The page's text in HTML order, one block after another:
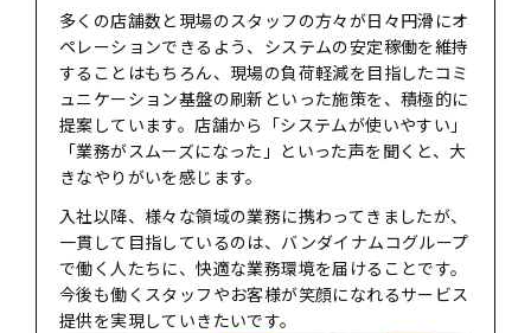
多くの店舗数と現場のスタッフの方々が日々円滑にオ
ペレーションできるよう、システムの安定稼働を維持
することはもちろん、現場の負荷軽減を目指したコミ
ュニケーション基盤の刷新といった施策を、積極的に
提案しています。店舗から「システムが使いやすい」
「業務がスムーズになった」といった声を聞くと、大
きなやりがいを感じます。
入社以降、様々な領域の業務に携わってきましたが、
一貫して目指しているのは、バンダイナムコグループ
で働く人たちに、快適な業務環境を届けることです。
今後も働くスタッフやお客様が笑顔になれるサービス
提供を実現していきたいです。